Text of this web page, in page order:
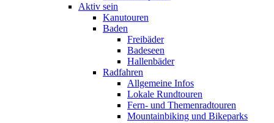
Aktiv sein
Kanutouren
Baden
Freibäder
Badeseen
Hallenbäder
Radfahren
Allgemeine Infos
Lokale Rundtouren
Fern- und Themenradtouren
Mountainbiking und Bikeparks